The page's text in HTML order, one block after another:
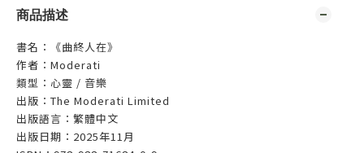
商品描述
書名：《曲終人在》
作者：Moderati
類型：心靈 / 音樂
出版：The Moderati Limited
出版語言：繁體中文
出版日期：2025年11月